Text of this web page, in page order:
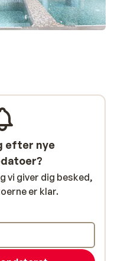
efter nye
vi giver dig besked,
er klar.